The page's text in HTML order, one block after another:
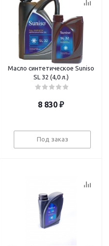
Масло синтетическое Suniso
SL 32 (4,0 л.)
8 830 ₽
Под заказ